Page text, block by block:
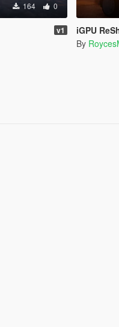
164 0
v1 iGPU ReShade
By